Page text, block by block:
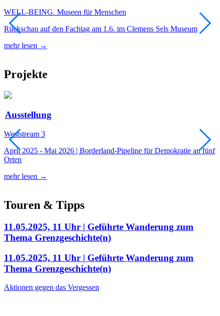
WELL-BEING. Museen für Menschen
Rückschau auf den Fachtag am 1.6. im Clemens Sels Museum
mehr lesen →
Projekte
Ausstellung
Weststream 3
April 2025 - Mai 2026 | Borderland-Pipeline für Demokratie an fünf
Orten
mehr lesen →
Touren & Tipps
11.05.2025, 11 Uhr | Geführte Wanderung zum
Thema Grenzgeschichte(n)
11.05.2025, 11 Uhr | Geführte Wanderung zum
Thema Grenzgeschichte(n)
Aktionen gegen das Vergessen